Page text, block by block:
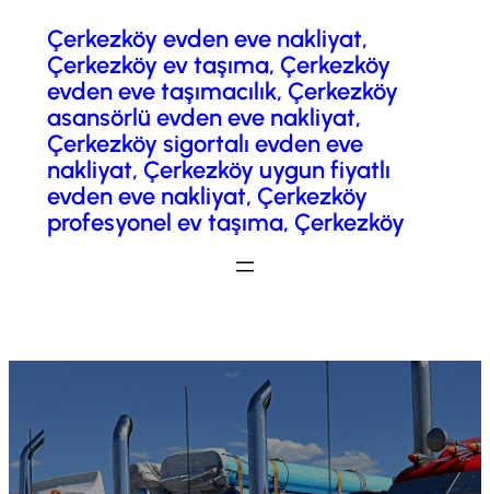
İçeriğeÇerkezköy evden eve nakliyat,
Çerkezköy ev taşıma, Çerkezköy
evden eve taşımacılık, Çerkezköy
asansörlü evden eve nakliyat,
Çerkezköy sigortalı evden eve
nakliyat, Çerkezköy uygun fiyatlı
evden eve nakliyat, Çerkezköy
profesyonel ev taşıma, Çerkezköy